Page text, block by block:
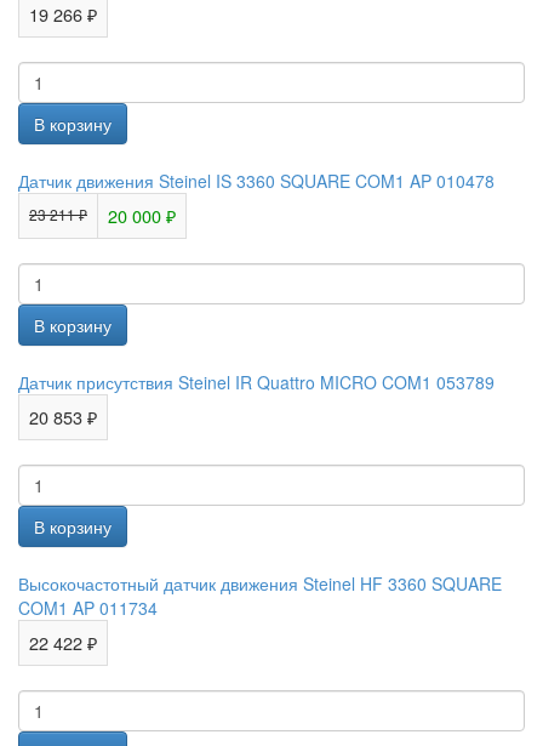
19 266 ₽
Датчик движения Steinel IS 3360 SQUARE COM1 AP 010478
23 211 ₽ 20 000 ₽
Датчик присутствия Steinel IR Quattro MICRO COM1 053789
20 853 ₽
Высокочастотный датчик движения Steinel HF 3360 SQUARE
COM1 AP 011734
22 422 ₽